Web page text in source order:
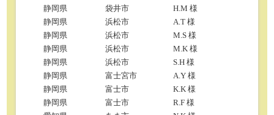
静岡県
袋井市
H.M 様
静岡県
浜松市
A.T 様
静岡県
浜松市
M.S 様
静岡県
浜松市
M.K 様
静岡県
浜松市
S.H 様
静岡県
富士宮市
A.Y 様
静岡県
富士市
K.K 様
静岡県
富士市
R.F 様